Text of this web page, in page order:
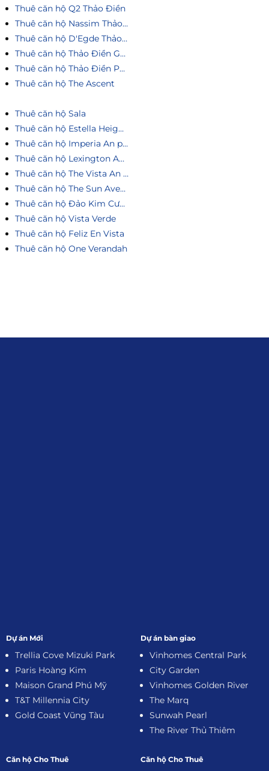
Thuê căn hộ Q2 Thảo Điền
Thuê căn hộ Nassim Thảo Điền
Thuê căn hộ D'Egde Thảo Điền
Thuê căn hộ Thảo Điền Green
Thuê căn hộ Thảo Điền Pearl
Thuê căn hộ The Ascent
Thuê căn hộ Sala
Thuê căn hộ Estella Heights
Thuê căn hộ Imperia An phú
Thuê căn hộ Lexington An Phú
Thuê căn hộ The Vista An Phú
Thuê căn hộ The Sun Avenue
Thuê căn hộ Đảo Kim Cương
Thuê căn hộ Vista Verde
Thuê căn hộ Feliz En Vista
Thuê căn hộ One Verandah
Dự án Mới
Trellia Cove Mizuki Park
Paris Hoàng Kim
Maison Grand Phú Mỹ
T&T Millennia City
Gold Coast Vũng Tàu
Dự án bàn giao
Vinhomes Central Park
City Garden
Vinhomes Golden River
The Marq
Sunwah Pearl
The River Thủ Thiêm
Căn hộ Cho Thuê Căn hộ Cho Thuê